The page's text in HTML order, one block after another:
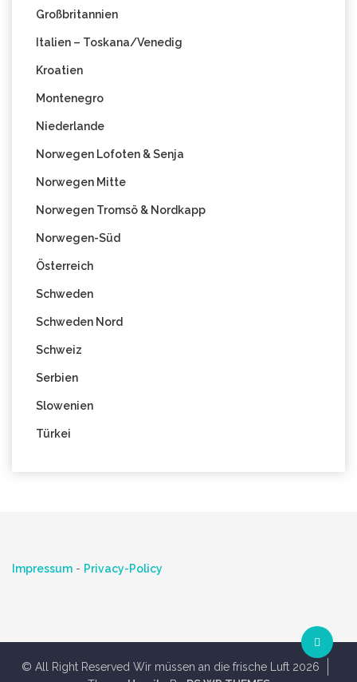
Großbritannien
Italien – Toskana/Venedig
Kroatien
Montenegro
Niederlande
Norwegen Lofoten & Senja
Norwegen Mitte
Norwegen Tromsö & Nordkapp
Norwegen-Süd
Österreich
Schweden
Schweden Nord
Schweiz
Serbien
Slowenien
Türkei
Impressum - Privacy-Policy
© All Right Reserved Wir müssen an die frische Luft 2026